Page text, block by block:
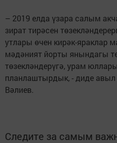
– 2019 елда үзара салым
зират тирәсен
утлары өчен кирәк-яраклар
мәдәният йорты янындагы
төзекләндерүгә, урам
планлаштырдык, - диде
Вәлиев.
Следите за самым